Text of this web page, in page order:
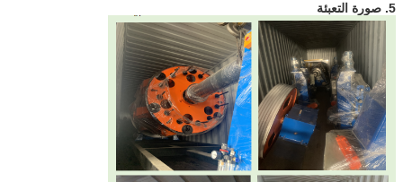
5. صورة التعبئة